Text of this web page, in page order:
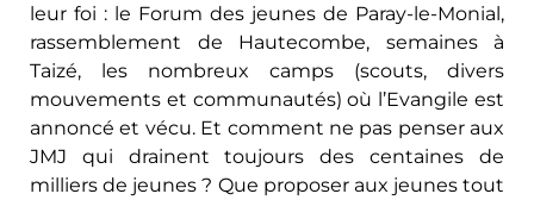
leur foi : le Forum des jeunes de Paray-le-Monial,
rassemblement de Hautecombe, semaines à
Taizé, les nombreux camps (scouts, divers
mouvements et communautés) où l’Evangile est
annoncé et vécu. Et comment ne pas penser aux
JMJ qui drainent toujours des centaines de
milliers de jeunes ? Que proposer aux jeunes tout